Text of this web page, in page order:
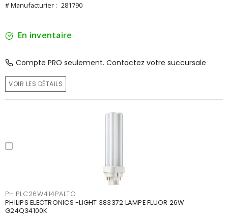
# Manufacturier : 281790
En inventaire
Compte PRO seulement. Contactez votre succursale
VOIR LES DÉTAILS
PHIPLC26W414PALTO
PHILIPS ELECTRONICS -LIGHT 383372 LAMPE FLUOR 26W
G24Q34100K